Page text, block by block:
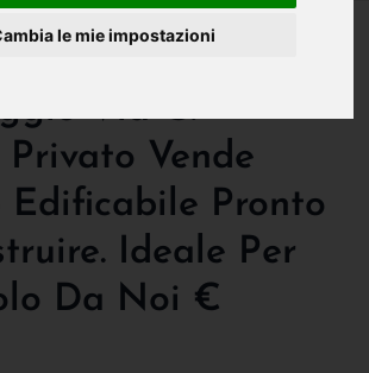
le mie impostazioni
Via G.
Vende
Edificabile Pronto
Ideale Per
Da Noi €